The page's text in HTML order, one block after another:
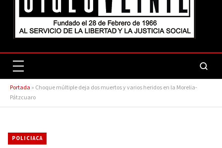
Portada » Choque múltiple deja dos muertos y varios heridos en la Morelia-
Pátzcuaro
POLICIACA